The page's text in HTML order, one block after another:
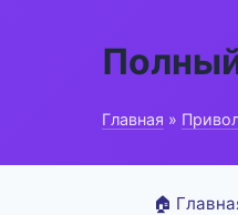
Главная »
🏠